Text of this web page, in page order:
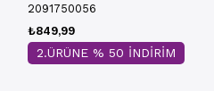
2091750056
₺849,99
2.ÜRÜNE % 50 İNDİRİM